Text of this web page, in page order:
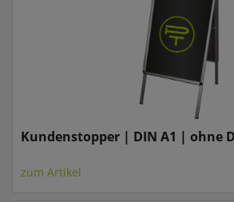
Kundenstopper | DIN A1 | ohne
zum Artikel